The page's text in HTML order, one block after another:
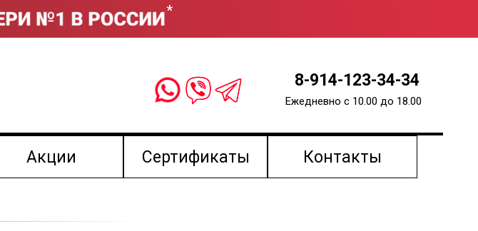
8-914-123-34-34
Ежедневно с 10.00 до 18.00
*
Контакты
Акции Сертификаты